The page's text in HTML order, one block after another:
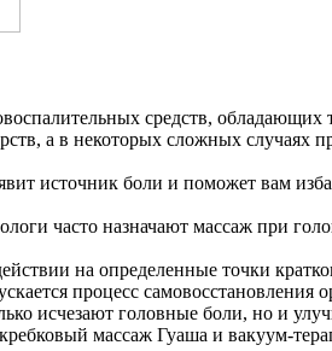
средств,
а в некоторых сложных случаях
источник боли и поможет вам
часто назначают массаж при
на определенные точки
процесс самовосстановления
исчезают головные боли, но и
массаж Гуаша и вакуум-